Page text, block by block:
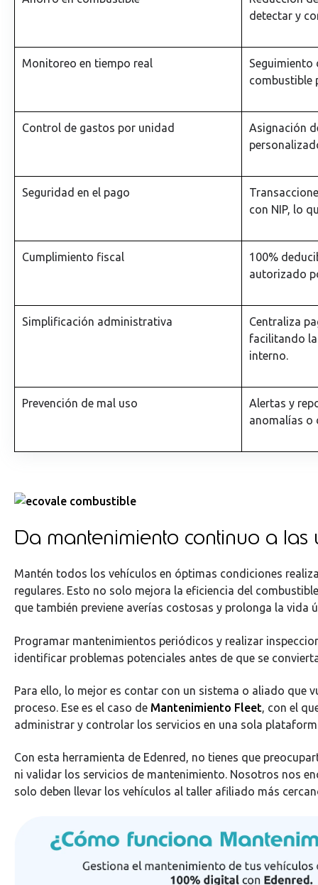
detectar y
Monitoreo en tiempo real
Seguimiento
combustible
Control de gastos por unidad
Asignación
Seguridad en el pago
con NIP, lo
Cumplimiento fiscal
100%
autorizado
Simplificación administrativa
Centraliza
facilitando
interno.
Prevención de mal uso
Alertas y
anomalías o
Da mantenimiento continuo a las
Mantén todos los vehículos en óptimas condiciones
regulares. Esto no solo mejora la eficiencia del
que también previene averías costosas y prolonga la vida
Programar mantenimientos periódicos y realizar
identificar problemas potenciales antes de que se
Para ello, lo mejor es contar con un sistema o aliado que
proceso. Ese es el caso de Mantenimiento Fleet, con el
administrar y controlar los servicios en una sola
Con esta herramienta de Edenred, no tienes que
ni validar los servicios de mantenimiento. Nosotros nos
solo deben llevar los vehículos al taller afiliado más